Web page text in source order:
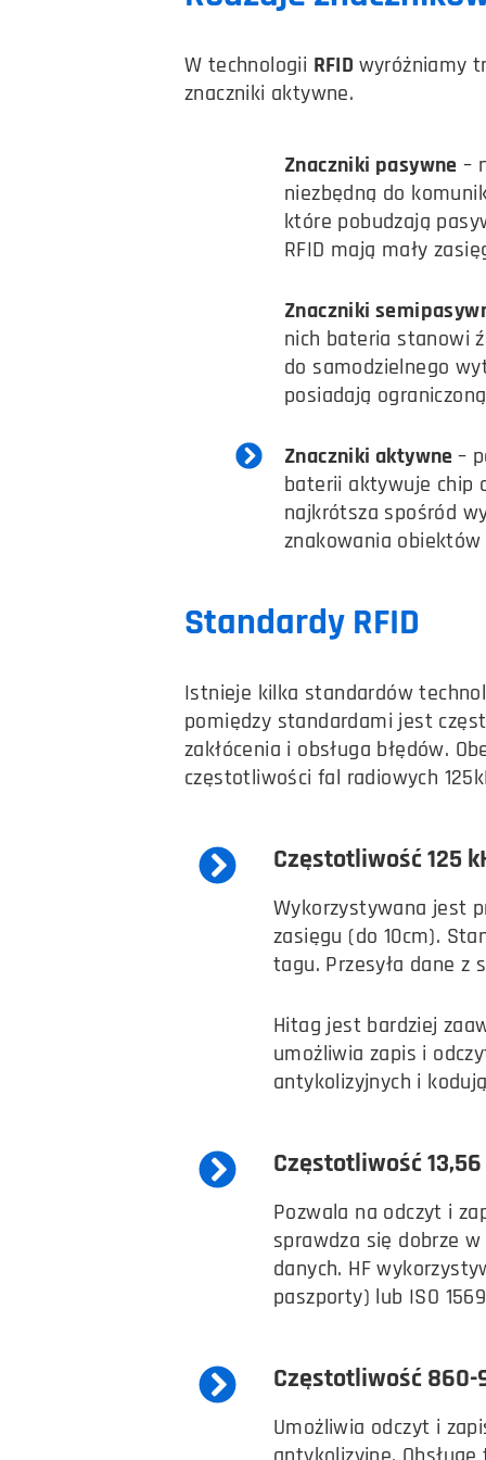
W technologii RFID wyróżniamy
znaczniki aktywne.
Znaczniki pasywne –
niezbędną do
które pobudzają
RFID mają mały
Znaczniki
nich bateria stanowi
do samodzielnego
posiadają
Znaczniki aktywne–
baterii aktywuje chip
najkrótsza spośród
znakowania
Standardy RFID
Istnieje kilka standardów
pomiędzy standardami jest
zakłócenia i obsługa błędów.
częstotliwości fal radiowych
Częstotliwość 125
Wykorzystywana jest
zasięgu (do 10cm).
tagu. Przesyła dane z
Hitag jest bardziej
umożliwia zapis i
antykolizyjnych i
Częstotliwość
Pozwala na odczyt i
sprawdza się dobrze
danych. HF
paszporty) lub ISO
Częstotliwość 860-
Umożliwia odczyt i